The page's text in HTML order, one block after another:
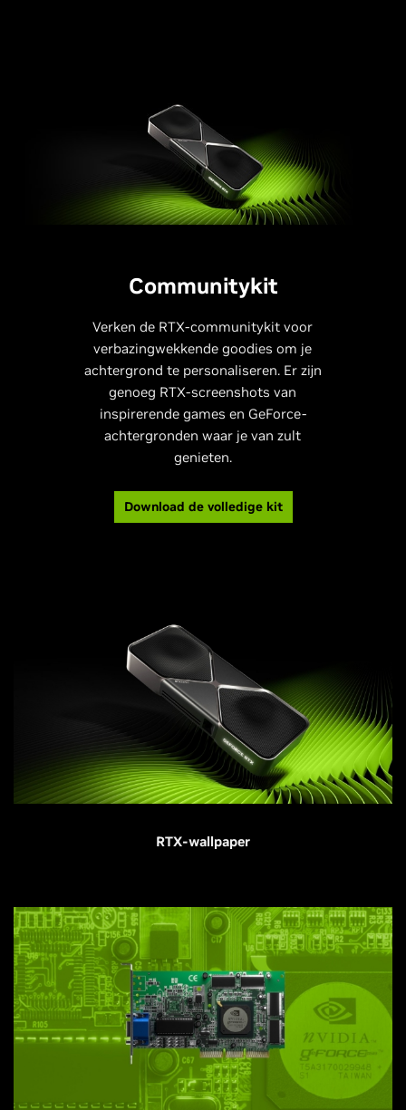
Communitykit
Verken de RTX-communitykit voor
verbazingwekkende goodies om je
achtergrond te personaliseren. Er zijn
genoeg RTX-screenshots van
inspirerende games en GeForce-
achtergronden waar je van zult
genieten.
Download de volledige kit
RTX-wallpaper